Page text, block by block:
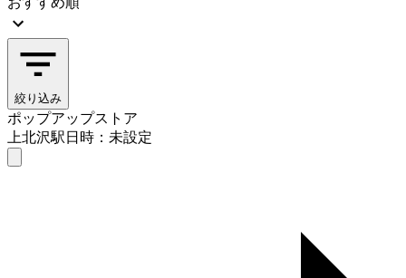
絞り込み
ポップアップストア
上北沢駅日時：未設定